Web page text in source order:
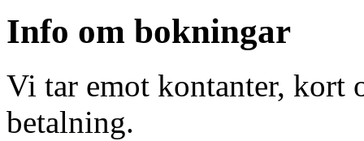
Info om bokningar
Vi tar emot kontanter, kort
betalning.